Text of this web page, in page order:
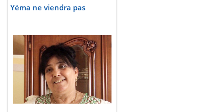
Yéma ne viendra pas